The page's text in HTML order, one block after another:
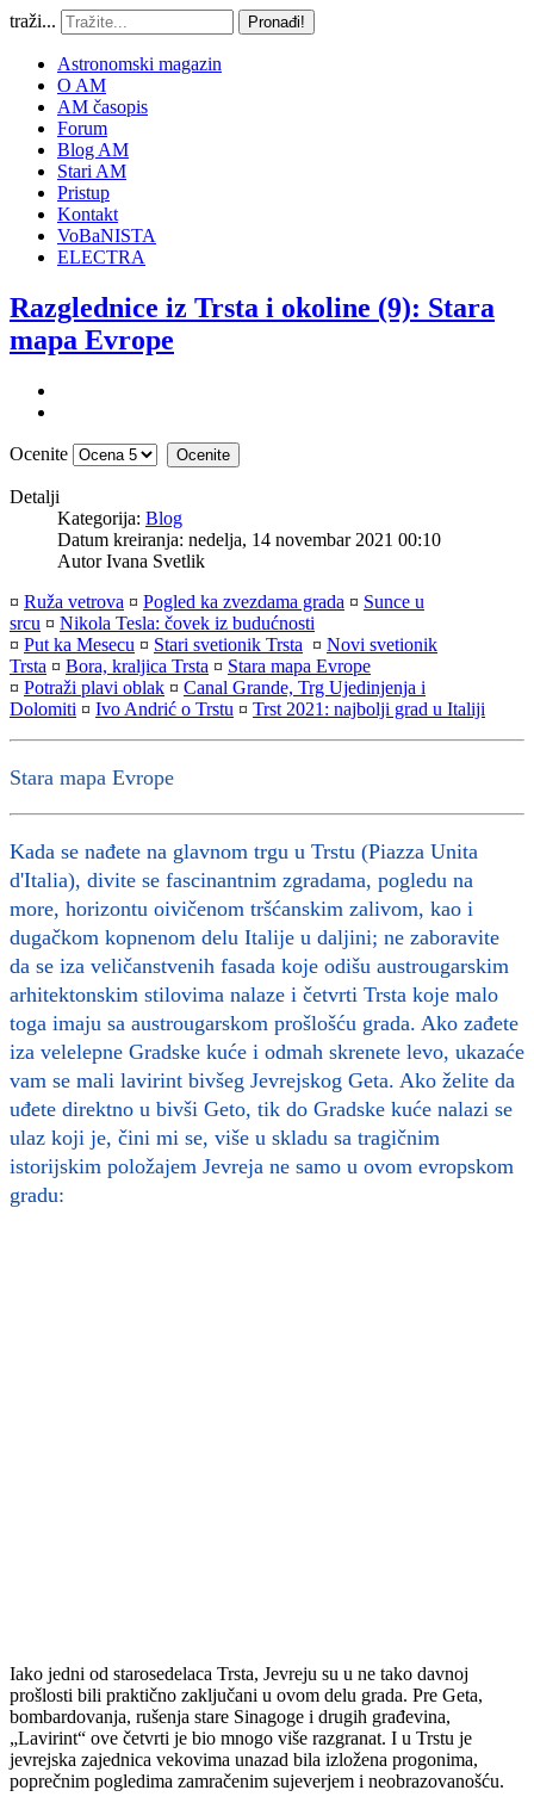
traži... Pronađi!
Astronomski magazin
O AM
AM časopis
Forum
Blog AM
Stari AM
Pristup
Kontakt
VoBaNISTA
ELECTRA
Razglednice iz Trsta i okoline (9): Stara
mapa Evrope
Ocenite
Detalji
Kategorija: Blog
Datum kreiranja: nedelja, 14 novembar 2021 00:10
AutorIvana Svetlik
¤ Ruža vetrova ¤ Pogled ka zvezdama grada ¤ Sunce u
srcu ¤ Nikola Tesla: čovek iz budućnosti
¤ Put ka Mesecu ¤ Stari svetionik Trsta ¤ Novi svetionik
Trsta ¤ Bora, kraljica Trsta ¤ Stara mapa Evrope
¤ Potraži plavi oblak ¤ Canal Grande, Trg Ujedinjenja i
Dolomiti ¤ Ivo Andrić o Trstu ¤ Trst 2021: najbolji grad u Italiji
Stara mapa Evrope
Kada se nađete na glavnom trgu u Trstu (Piazza Unita
d'Italia), divite se fascinantnim zgradama, pogledu na
more, horizontu oivičenom tršćanskim zalivom, kao i
dugačkom kopnenom delu Italije u daljini; ne zaboravite
da se iza veličanstvenih fasada koje odišu austrougarskim
arhitektonskim stilovima nalaze i četvrti Trsta koje malo
toga imaju sa austrougarskom prošlošću grada. Ako zađete
iza velelepne Gradske kuće i odmah skrenete levo, ukazaće
vam se mali lavirint bivšeg Jevrejskog Geta. Ako želite da
uđete direktno u bivši Geto, tik do Gradske kuće nalazi se
ulaz koji je, čini mi se, više u skladu sa tragičnim
istorijskim položajem Jevreja ne samo u ovom evropskom
gradu:
Iako jedni od starosedelaca Trsta, Jevreju su u ne tako davnoj
prošlosti bili praktično zaključani u ovom delu grada. Pre Geta,
bombardovanja, rušenja stare Sinagoge i drugih građevina,
„Lavirint“ ove četvrti je bio mnogo više razgranat. I u Trstu je
jevrejska zajednica vekovima unazad bila izložena progonima,
poprečnim pogledima zamračenim sujeverjem i neobrazovanošću.